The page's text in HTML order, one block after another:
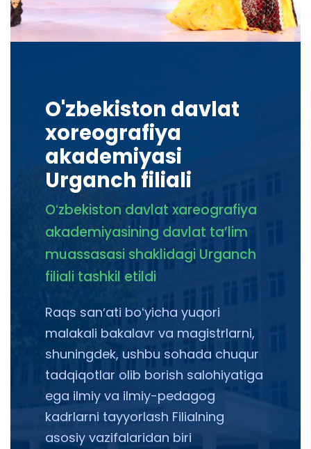
O'zbekiston davlat
xoreografiya
akademiyasi
Urganch filiali
Oʻzbekiston davlat xareografiya
akademiyasining davlat taʼlim
muassasasi shaklidagi Urganch
filiali tashkil etildi
Raqs sanʼati boʻyicha yuqori
malakali bakalavr va magistrlarni,
shuningdek, ushbu sohada chuqur
tadqiqotlar olib borish salohiyatiga
ega ilmiy va ilmiy-pedagog
kadrlarni tayyorlash Filialning
asosiy vazifalaridan biri